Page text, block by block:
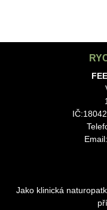
Email:
Jako klinická